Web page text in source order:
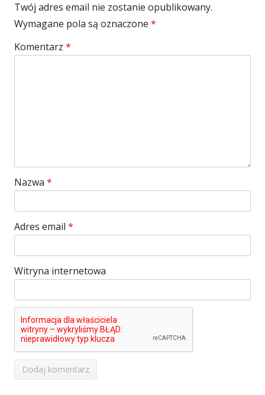
Twój adres email nie zostanie opublikowany.
Wymagane pola są oznaczone *
Komentarz *
Nazwa *
Adres email *
Witryna internetowa